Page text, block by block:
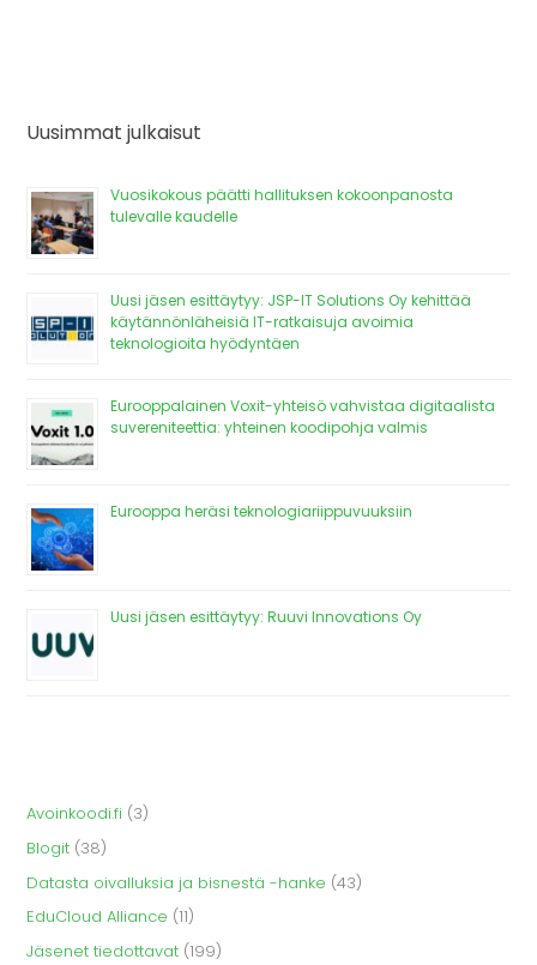
Uusimmat julkaisut
Vuosikokous päätti hallituksen kokoonpanosta
tulevalle kaudelle
Uusi jäsen esittäytyy: JSP-IT Solutions Oy kehittää
käytännönläheisiä IT-ratkaisuja avoimia
teknologioita hyödyntäen
Eurooppalainen Voxit-yhteisö vahvistaa digitaalista
suvereniteettia: yhteinen koodipohja valmis
Eurooppa heräsi teknologiariippuvuuksiin
Uusi jäsen esittäytyy: Ruuvi Innovations Oy
Avoinkoodi.fi (3)
Blogit (38)
Datasta oivalluksia ja bisnestä -hanke (43)
EduCloud Alliance (11)
Jäsenet tiedottavat (199)